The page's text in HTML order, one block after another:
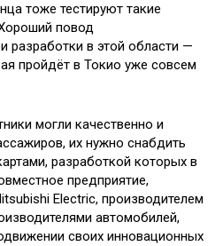
тоже тестируют такие
повод
разработки в этой области —
пройдёт в Токио уже совсем
могли качественно и
их нужно снабдить
разработкой которых в
предприятие,
Electric, производителем
автомобилей,
своих инновационных